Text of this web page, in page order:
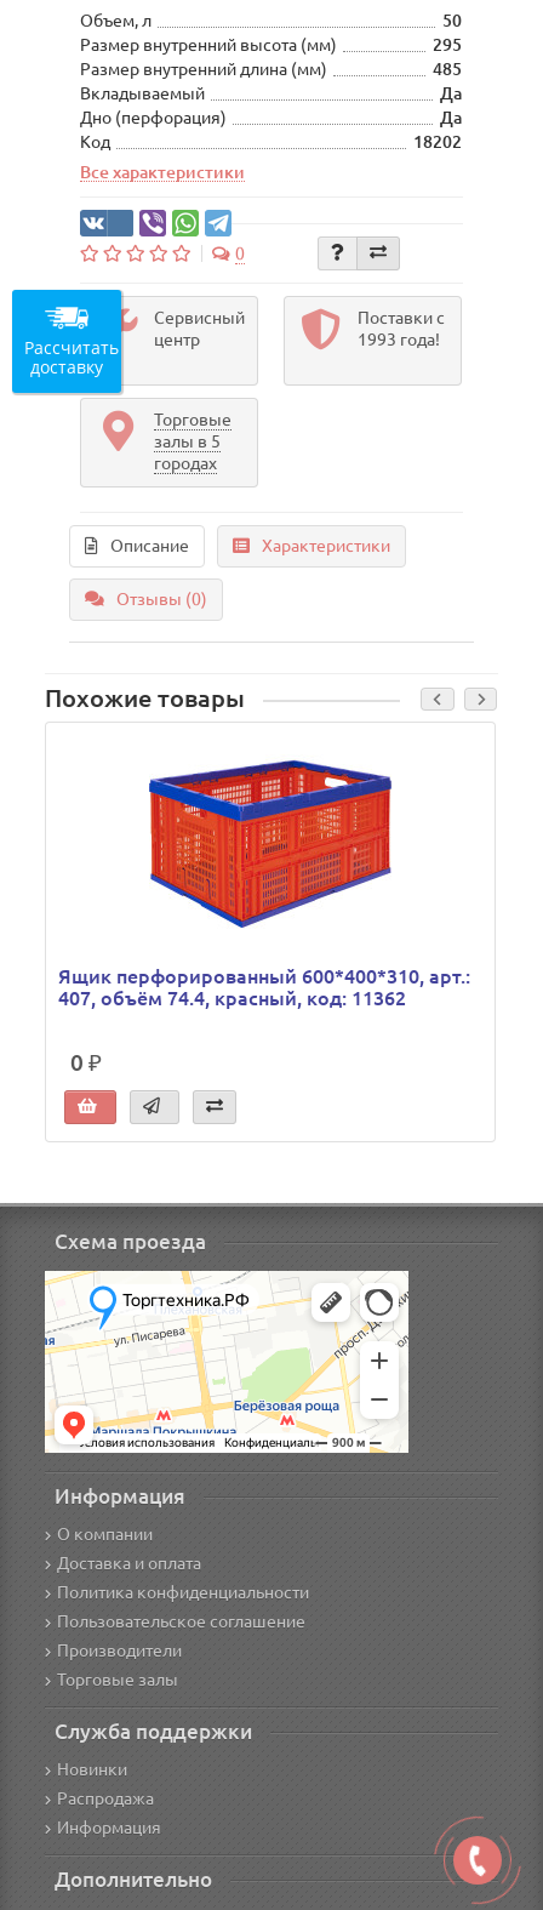
Объем, л
50
Размер внутренний высота (мм)
295
Размер внутренний длина (мм)
485
Вкладываемый
Да
Дно (перфорация)
Да
Код
18202
Все характеристики
0
Сервисный
центр
Поставки с
1993 года!
Торговые
залы в 5
городах
Описание Характеристики
Отзывы (0)
Похожие товары
Ящик перфорированный 600*400*310, арт.:
407, объём 74.4, красный, код: 11362
0 ₽
Схема проезда
Информация
О компании
Доставка и оплата
Политика конфиденциальности
Пользовательское соглашение
Производители
Торговые залы
Служба поддержки
Новинки
Распродажа
Информация
Дополнительно
Рассчитать
доставку